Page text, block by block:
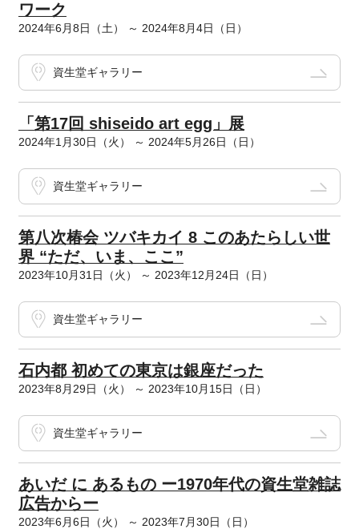
ワーク
2024年6月8日（土） ～ 2024年8月4日（日）
資生堂ギャラリー
「第17回 shiseido art egg」展
2024年1月30日（火） ～ 2024年5月26日（日）
資生堂ギャラリー
第八次椿会 ツバキカイ 8 このあたらしい世
界 “ただ、いま、ここ”
2023年10月31日（火） ～ 2023年12月24日（日）
資生堂ギャラリー
石内都 初めての東京は銀座だった
2023年8月29日（火） ～ 2023年10月15日（日）
資生堂ギャラリー
あいだ に あるもの ー1970年代の資生堂雑誌
広告からー
2023年6月6日（火） ～ 2023年7月30日（日）